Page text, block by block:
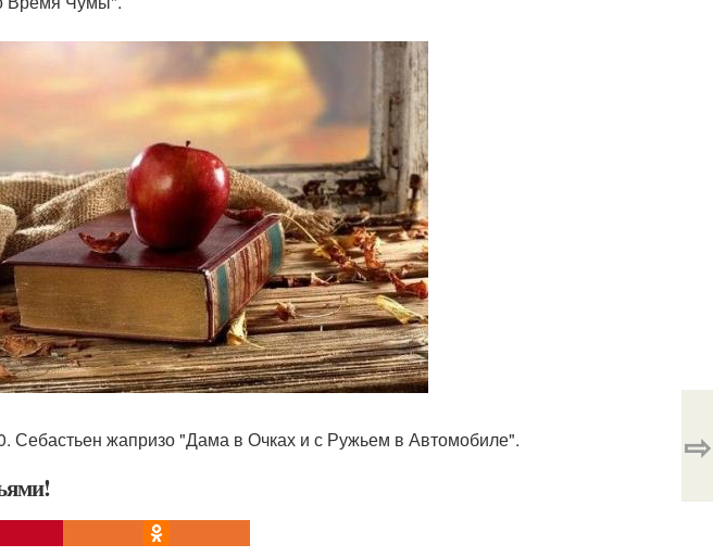
Себастьен жапризо "Дама в Очках и с Ружьем в Автомобиле". ⇨